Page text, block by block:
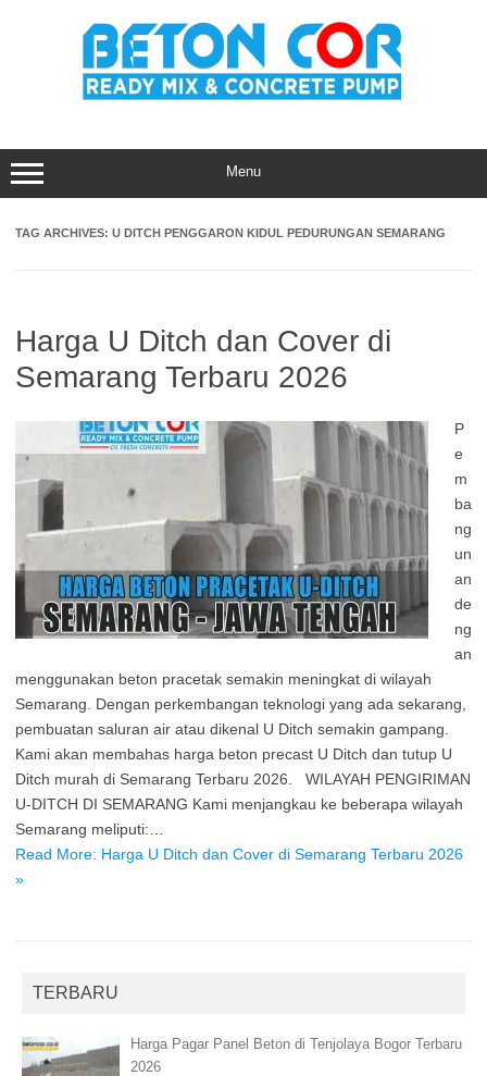
Menu
TAG ARCHIVES: U DITCH PENGGARON KIDUL PEDURUNGAN SEMARANG
Harga U Ditch dan Cover di
Semarang Terbaru 2026
P
e
m
ba
ng
un
an
de
ng
an
menggunakan beton pracetak semakin meningkat di wilayah
Semarang. Dengan perkembangan teknologi yang ada sekarang,
pembuatan saluran air atau dikenal U Ditch semakin gampang.
Kami akan membahas harga beton precast U Ditch dan tutup U
Ditch murah di Semarang Terbaru 2026. WILAYAH PENGIRIMAN
U-DITCH DI SEMARANG Kami menjangkau ke beberapa wilayah
Semarang meliputi:…
Read More: Harga U Ditch dan Cover di Semarang Terbaru 2026
»
TERBARU
Harga Pagar Panel Beton di Tenjolaya Bogor Terbaru
2026